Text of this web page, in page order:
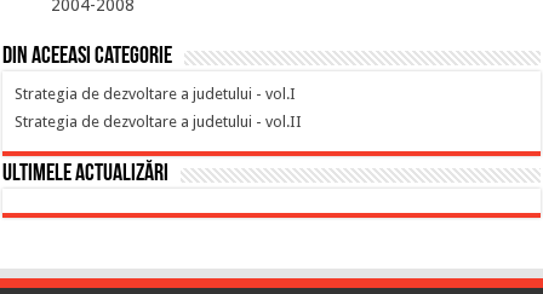
2004-2008
Din aceeasi categorie
Strategia de dezvoltare a judetului - vol.I
Strategia de dezvoltare a judetului - vol.II
Ultimele actualizări